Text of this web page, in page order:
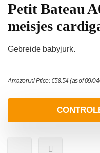
Petit Bateau
meisjes
Gebreide babyjurk.
Amazon.nl Price:€58.54(as of 09/